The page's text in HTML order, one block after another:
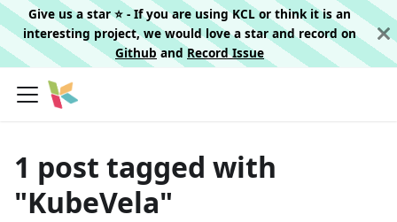
Give us a star ⭐️ - If you are using KCL or think it is an
interesting project, we would love a star and record on
Githuband Record Issue
1 post tagged with
"KubeVela"